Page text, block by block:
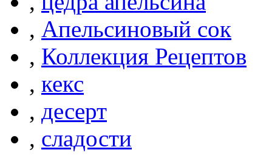
, Апельсиновый сок
, Коллекция Рецептов
, кекс
, десерт
, сладости